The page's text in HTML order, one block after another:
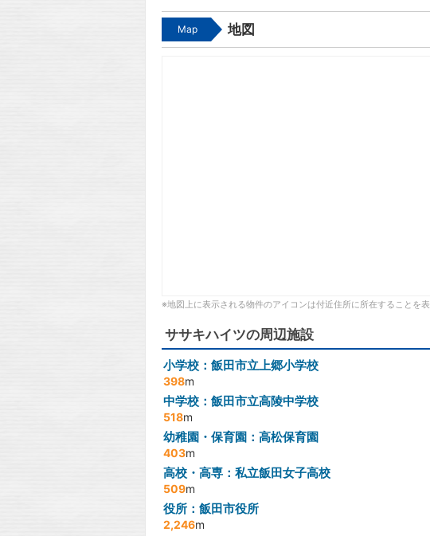
Map 地図
※地図上に表示される物件のアイコンは付近住所に所在することを
ササキハイツの周辺施設
小学校：飯田市立上郷小学校
398m
中学校：飯田市立高陵中学校
518m
幼稚園・保育園：高松保育園
403m
高校・高専：私立飯田女子高校
509m
役所：飯田市役所
2,246m